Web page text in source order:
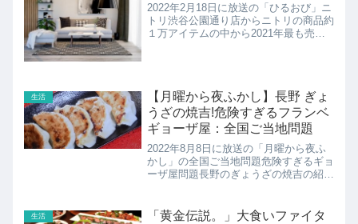
2022年2月18日に放送の「ひるおび」ニ
トリ渋谷公園通り店からニトリの商品約
１万アイテムの中から2021年最も売れ
生活
【月曜から夜ふかし】長野 ぎょ
うざの焼吉!危険すぎるフランベ
ギョーザ屋：全国ご当地問題
2022年8月8日に放送の「月曜から夜ふ
かし」の全国ご当地問題危険すぎるギョ
ーザ屋問題長野のぎょうざの焼吉の紹介
生活
「黄金伝説。」大食いファイタ